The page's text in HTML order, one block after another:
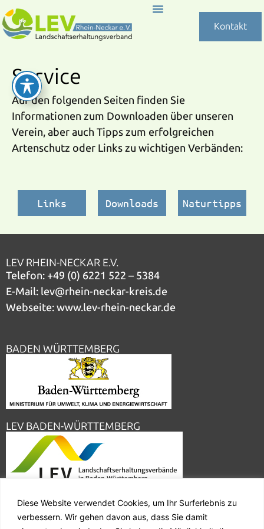
Diese Website verwendet Cookies, um Ihr Surferlebnis zu
verbessern. Wir gehen davon aus, dass Sie damit
Kontakt
Service
Auf den folgenden Seiten finden Sie
Informationen zum Downloaden über unseren
Verein, aber auch Tipps zum erfolgreichen
Artenschutz oder Links zu wichtigen Verbänden:
Links Downloads Naturtipps
LEV RHEIN-NECKAR E.V.
Telefon: +49 (0) 6221 522 – 5384
E-Mail: lev@rhein-neckar-kreis.de
Webseite:www.lev-rhein-neckar.de
BADEN WÜRTTEMBERG
LEV BADEN-WÜRTTEMBERG
RHEIN-NECKAR-KREIS